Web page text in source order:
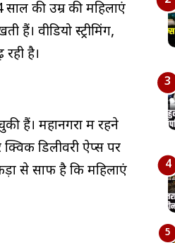
की उम्र की महिलाएं
वीडियो स्ट्रीमिंग,
है।
हैं। महानगरों में रहने
डिलीवरी ऐप्स पर
से साफ है कि महिलाएं